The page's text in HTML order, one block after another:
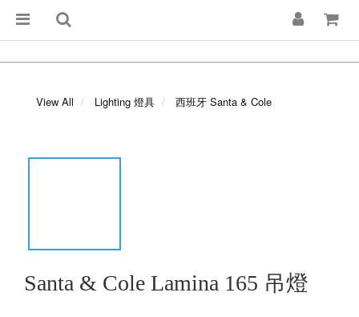
View All Lighting 燈具 西班牙 Santa & Cole
Santa & Cole Lamina 165 吊燈